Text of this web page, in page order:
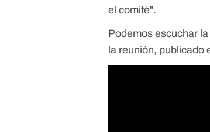
el comité".
Podemos escuchar
la reunión, publicado